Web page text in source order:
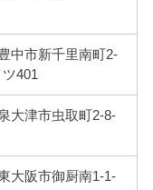
中市新千里南町2-
401
大津市虫取町2-8-
大阪市御厨南1-1-